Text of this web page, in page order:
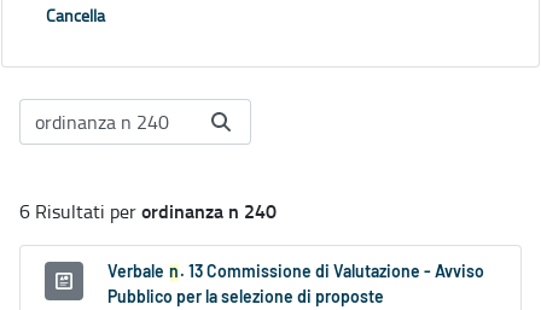
Cancella
6 Risultati perordinanza n 240
Verbale n . 13 Commissione di Valutazione - Avviso
Pubblico per la selezione di proposte